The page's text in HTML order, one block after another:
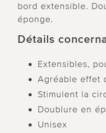
bord extensible.
éponge.
Détails
Extensibles,
Agréable effet
Stimulent la
Doublure en
Unisex